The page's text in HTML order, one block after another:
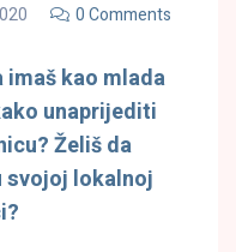
0 Comments
kao mlada
unaprijediti
Želiš da
svojoj lokalnoj